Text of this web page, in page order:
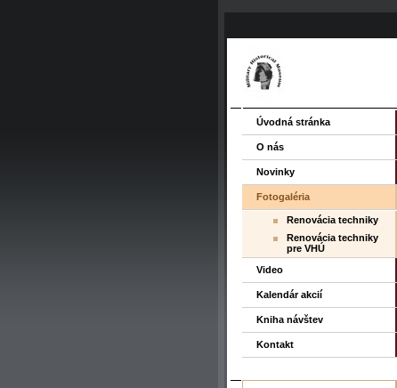
Úvodná stránka
O nás
Novinky
Fotogaléria
Renovácia techniky
Renovácia techniky
pre VHÚ
Video
Kalendár akcií
Kniha návštev
Kontakt